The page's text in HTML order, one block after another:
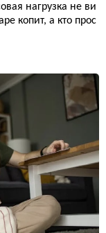
нагрузка не ви
копит, а кто прос